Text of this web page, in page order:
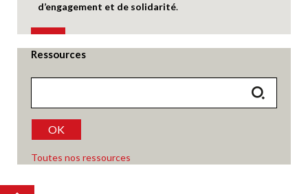
d’engagement et de solidarité.
Ressources
OK
Toutes nos ressources
Top